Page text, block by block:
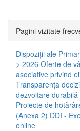
Pagini vizitate
Dispoziţii ale
> 2026 Oferte de
asociative privind
Transparenţa
dezvoltare durabilă
Proiecte de
(Anexa 2) DDI -
online